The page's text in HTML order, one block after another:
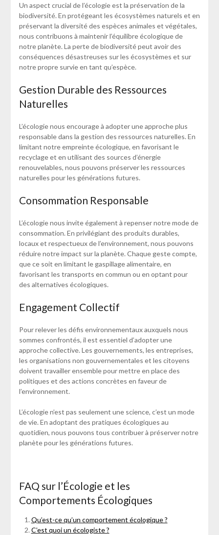
Un aspect crucial de l’écologie est la préservation de la
biodiversité. En protégeant les écosystèmes naturels et en
préservant la diversité des espèces animales et végétales,
nous contribuons à maintenir l’équilibre écologique de
notre planète. La perte de biodiversité peut avoir des
conséquences désastreuses sur les écosystèmes et sur
notre propre survie en tant qu’espèce.
Gestion Durable des Ressources
Naturelles
L’écologie nous encourage à adopter une approche plus
responsable dans la gestion des ressources naturelles. En
limitant notre empreinte écologique, en favorisant le
recyclage et en utilisant des sources d’énergie
renouvelables, nous pouvons préserver les ressources
naturelles pour les générations futures.
Consommation Responsable
L’écologie nous invite également à repenser notre mode de
consommation. En privilégiant des produits durables,
locaux et respectueux de l’environnement, nous pouvons
réduire notre impact sur la planète. Chaque geste compte,
que ce soit en limitant le gaspillage alimentaire, en
favorisant les transports en commun ou en optant pour
des alternatives écologiques.
Engagement Collectif
Pour relever les défis environnementaux auxquels nous
sommes confrontés, il est essentiel d’adopter une
approche collective. Les gouvernements, les entreprises,
les organisations non gouvernementales et les citoyens
doivent travailler ensemble pour mettre en place des
politiques et des actions concrètes en faveur de
l’environnement.
L’écologie n’est pas seulement une science, c’est un mode
de vie. En adoptant des pratiques écologiques au
quotidien, nous pouvons tous contribuer à préserver notre
planète pour les générations futures.
FAQ sur l’Écologie et les
Comportements Écologiques
Qu’est-ce qu’un comportement écologique ?
C’est quoi un écologiste ?